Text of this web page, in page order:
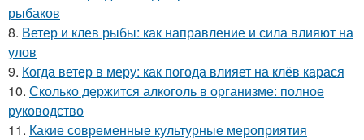
рыбаков
8. Ветер и клев рыбы: как направление и сила влияют на
улов
9. Когда ветер в меру: как погода влияет на клёв карася
10. Сколько держится алкоголь в организме: полное
руководство
11. Какие современные культурные мероприятия